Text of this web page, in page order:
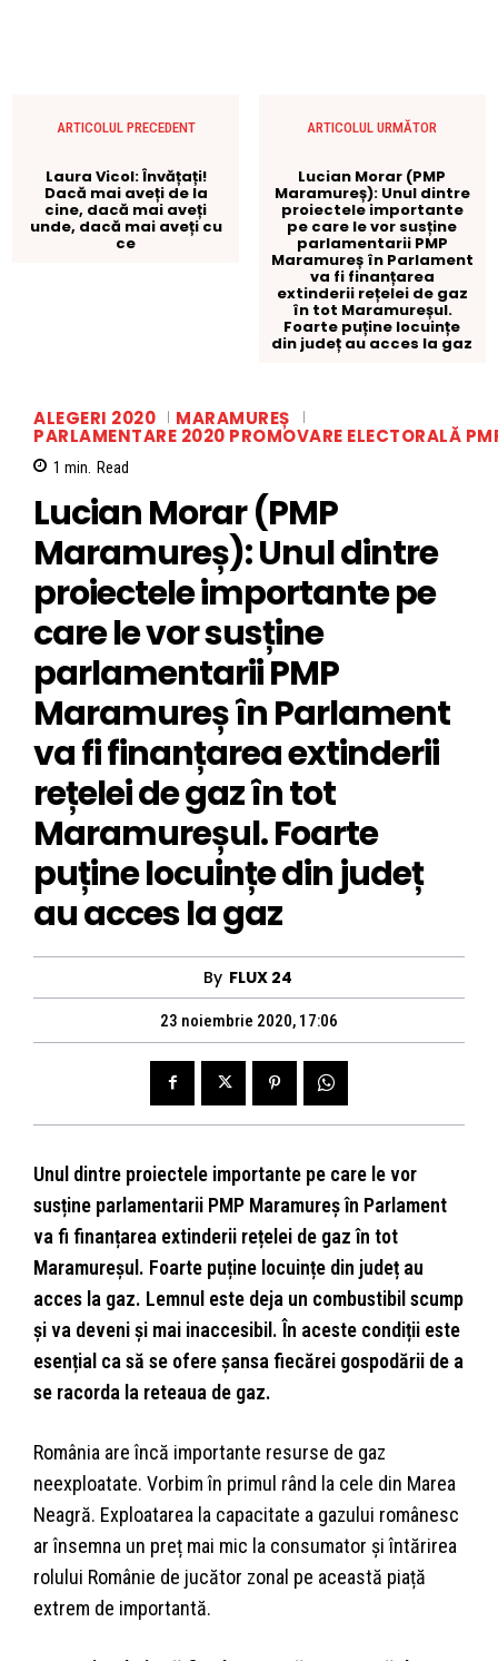
ARTICOLUL PRECEDENT
Laura Vicol: Învățați!
Dacă mai aveți de la
cine, dacă mai aveți
unde, dacă mai aveți cu
ce
ARTICOLUL URMĂTOR
Lucian Morar (PMP
Maramureș): Unul dintre
proiectele importante
pe care le vor susține
parlamentarii PMP
Maramureș în Parlament
va fi finanțarea
extinderii rețelei de gaz
în tot Maramureșul.
Foarte puține locuințe
din județ au acces la gaz